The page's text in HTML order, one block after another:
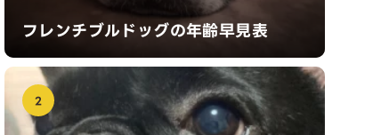
フレンチブルドッグの年齢早見表
2